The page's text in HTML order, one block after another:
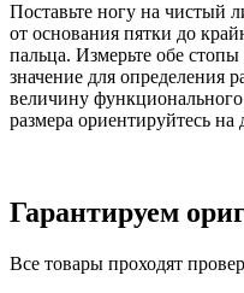
Поставьте ногу на чистый
от основания пятки до
пальца. Измерьте обе
значение для определения
величину
размера ориентируйтесь
Гарантируем
Все товары проходят